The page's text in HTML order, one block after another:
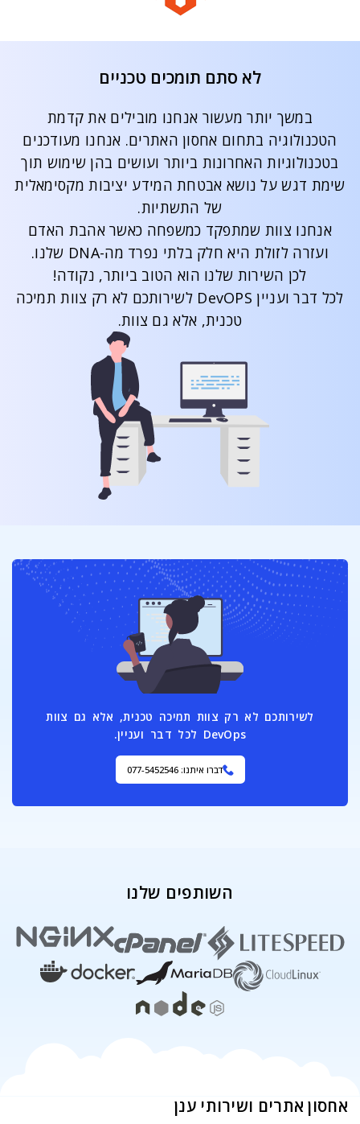
לא סתם תומכים טכניים
במשך יותר מעשור אנחנו מובילים את קדמת
הטכנולוגיה בתחום אחסון האתרים. אנחנו מעודכנים
בטכנולוגיות האחרונות ביותר ועושים בהן שימוש תוך
שימת דגש על נושא אבטחת המידע יציבות מקסימאלית
של התשתיות.
אנחנו צוות שמתפקד כמשפחה כאשר אהבת האדם
ועזרה לזולת היא חלק בלתי נפרד מה-DNA שלנו.
לכן השירות שלנו הוא הטוב ביותר, נקודה!
לכל דבר ועניין DevOPS לשירותכם לא רק צוות תמיכה
טכנית, אלא גם צוות.
לשירותכם לא רק צוות תמיכה טכנית, אלא גם צוות
DevOps לכל דבר ועניין.
דברו איתנו: 077-5452546
השותפים שלנו
אחסון אתרים ושירותי ענן